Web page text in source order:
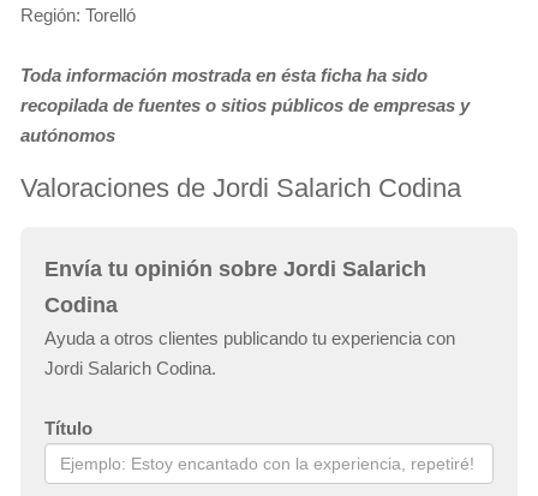
Región: Torelló
Toda información mostrada en ésta ficha ha sido
recopilada de fuentes o sitios públicos de empresas y
autónomos
Valoraciones de Jordi Salarich Codina
Envía tu opinión sobre Jordi Salarich
Codina
Ayuda a otros clientes publicando tu experiencia con
Jordi Salarich Codina.
Título